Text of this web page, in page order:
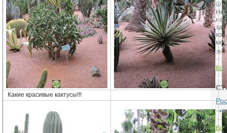
Какие красивые кактусы!!!
Не